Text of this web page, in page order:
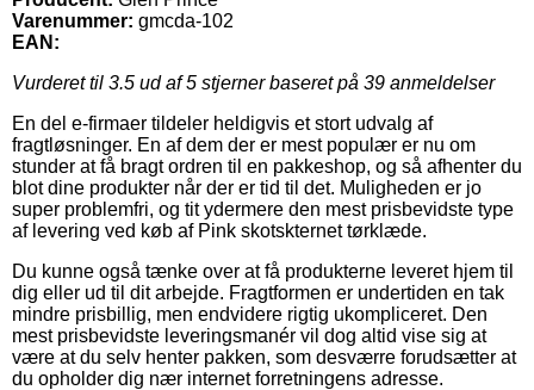
Varenummer: gmcda-102
EAN:
Vurderet til 3.5 ud af 5 stjerner baseret på 39 anmeldelser
En del e-firmaer tildeler heldigvis et stort udvalg af
fragtløsninger. En af dem der er mest populær er nu om
stunder at få bragt ordren til en pakkeshop, og så afhenter du
blot dine produkter når der er tid til det. Muligheden er jo
super problemfri, og tit ydermere den mest prisbevidste type
af levering ved køb af Pink skotskternet tørklæde.
Du kunne også tænke over at få produkterne leveret hjem til
dig eller ud til dit arbejde. Fragtformen er undertiden en tak
mindre prisbillig, men endvidere rigtig ukompliceret. Den
mest prisbevidste leveringsmanér vil dog altid vise sig at
være at du selv henter pakken, som desværre forudsætter at
du opholder dig nær internet forretningens adresse.